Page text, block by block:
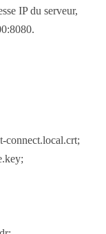
IP du serveur,
connect.local.crt;